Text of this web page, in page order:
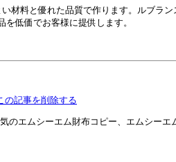
材料と優れた品質で作ります。ルブ
低価でお客様に提供します。
の記事を削除する
のエムシーエム財布コピー、エムシー